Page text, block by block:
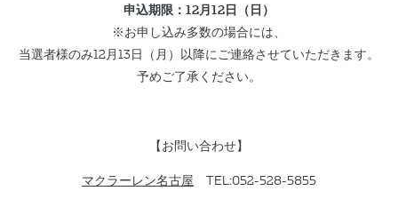
申込期限：12月12日（日）
※お申し込み多数の場合には、
当選者様のみ12月13日（月）以降にご連絡させていただきます。
予めご了承ください。
【お問い合わせ】
マクラーレン名古屋 TEL:052-528-5855